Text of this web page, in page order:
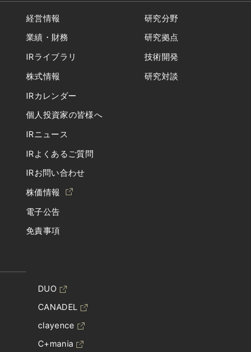
経営情報
業績・財務
IRライブラリ
株式情報
IRカレンダー
個人投資家の皆様へ
IRニュース
IRよくあるご質問
IRお問い合わせ
株価情報
電子公告
免責事項
研究分野
研究拠点
技術開発
研究対談
DUO
CANADEL
clayence
C+mania